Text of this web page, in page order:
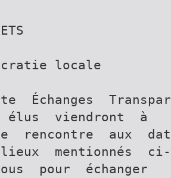
locale
Échanges
élus viendront à
rencontre aux
mentionnés ci­
pour échanger